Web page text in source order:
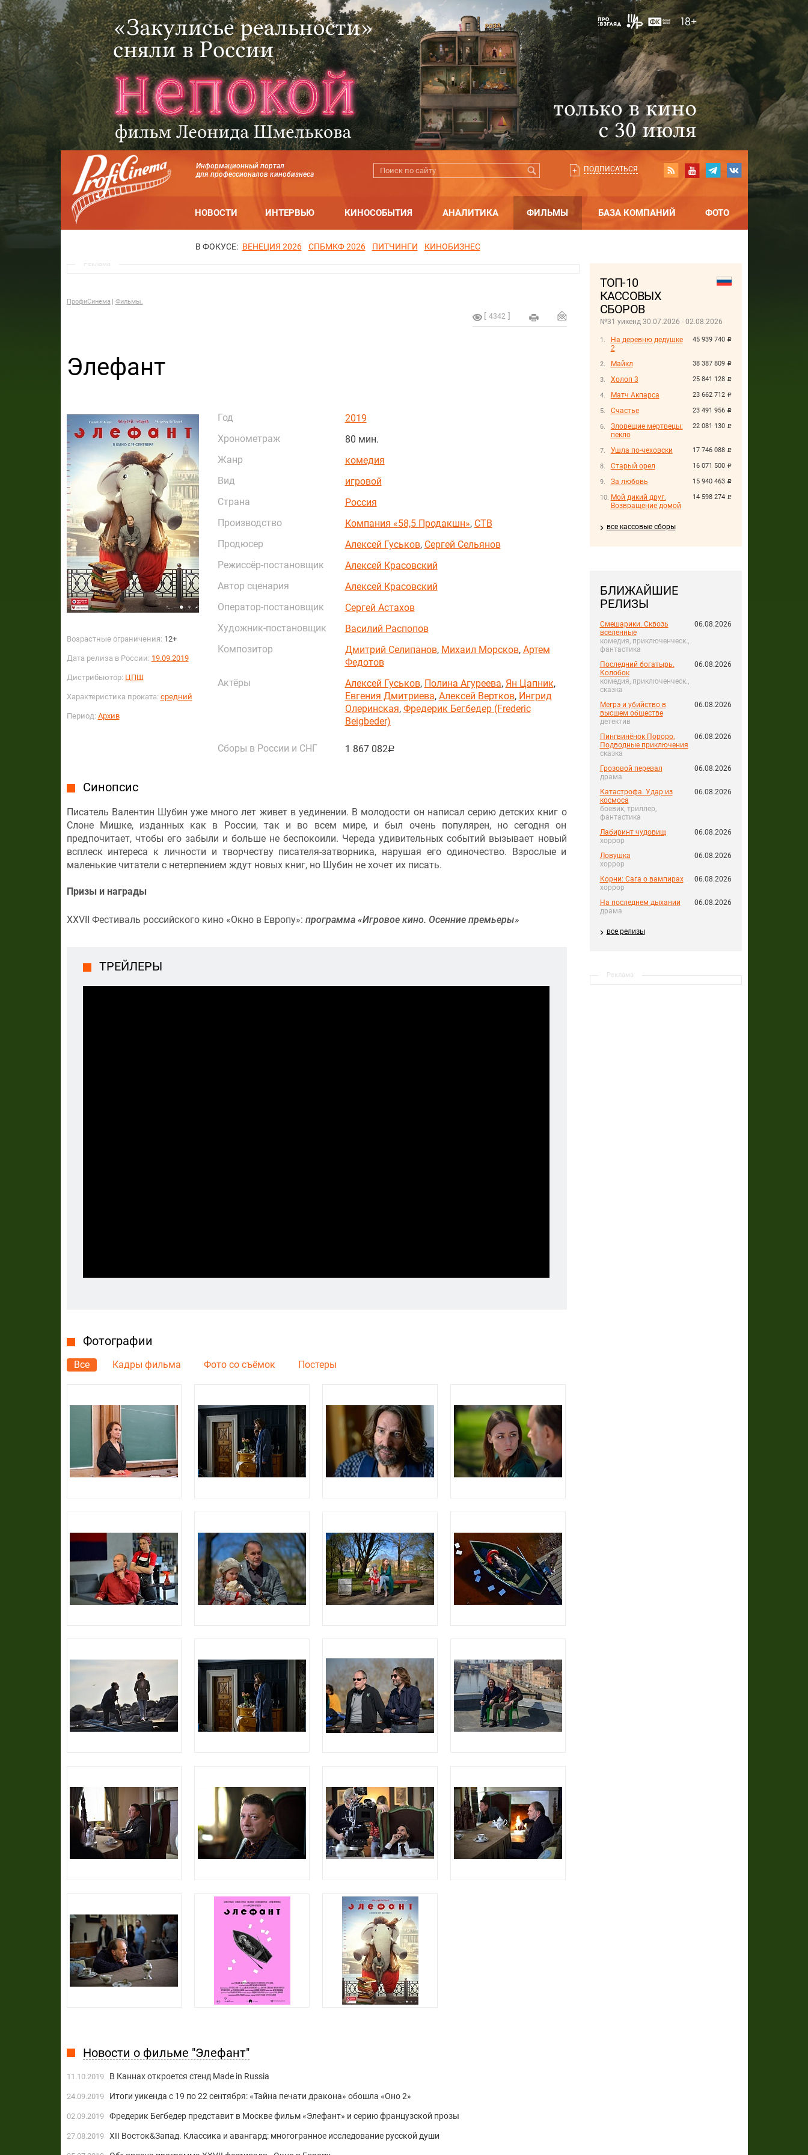
Информационный портал
для профессионалов кинобизнеса
ПОДПИСАТЬСЯ
НОВОСТИ ИНТЕРВЬЮ КИНОСОБЫТИЯ АНАЛИТИКА ФИЛЬМЫ БАЗА КОМПАНИЙ ФОТО
В ФОКУСЕ: ВЕНЕЦИЯ 2026 СПБМКФ 2026 ПИТЧИНГИ КИНОБИЗНЕС
ТОП-10
КАССОВЫХ
СБОРОВ
№31 уикенд 30.07.2026 - 02.08.2026
45 939 740 руб.
На деревню дедушке
2
38 387 809 руб.
Майкл
25 841 128 руб.
Холоп 3
23 662 712 руб.
Матч Акпарса
23 491 956 руб.
Счастье
22 081 130 руб.
Зловещие мертвецы:
пекло
17 746 088 руб.
Ушла по-чеховски
16 071 500 руб.
Старый орел
15 940 463 руб.
За любовь
14 598 274 руб.
Мой дикий друг.
Возвращение домой
все кассовые сборы
БЛИЖАЙШИЕ
РЕЛИЗЫ
Смешарики. Сквозь
вселенные
комедия, приключенческ.,
фантастика
06.08.2026
Последний богатырь.
Колобок
комедия, приключенческ.,
сказка
06.08.2026
Мегрэ и убийство в
высшем обществе
детектив
06.08.2026
Пингвинёнок Пороро.
Подводные приключения
сказка
06.08.2026
Грозовой перевал
драма
06.08.2026
Катастрофа. Удар из
космоса
боевик, триллер,
фантастика
06.08.2026
Лабиринт чудовищ
хоррор
06.08.2026
Ловушка
хоррор
06.08.2026
Корни: Сага о вампирах
хоррор
06.08.2026
На последнем дыхании
драма
06.08.2026
все релизы
Реклама
Реклама
ПрофиСинема Фильмы.
4342
Элефант
Возрастные ограничения: 12+
Дата релиза в России: 19.09.2019
Дистрибьютор: ЦПШ
Характеристика проката: средний
Период: Архив
Год
2019
Хронометраж
80 мин.
Жанр
комедия
Вид
игровой
Страна
Россия
Производство
Компания «58,5 Продакшн», СТВ
Продюсер
Алексей Гуськов, Сергей Сельянов
Режиссёр-постановщик
Алексей Красовский
Автор сценария
Алексей Красовский
Оператор-постановщик
Сергей Астахов
Художник-постановщик
Василий Распопов
Композитор
Дмитрий Селипанов, Михаил Морсков, Артем
Федотов
Актёры
Алексей Гуськов, Полина Агуреева, Ян Цапник,
Евгения Дмитриева, Алексей Вертков, Ингрид
Олеринская, Фредерик Бегбедер (Frederic
Beigbeder)
Сборы в России и СНГ 1 867 082руб.
Синопсис
Писатель Валентин Шубин уже много лет живет в уединении. В молодости он написал серию детских книг о
Слоне Мишке, изданных как в России, так и во всем мире, и был очень популярен, но сегодня он
предпочитает, чтобы его забыли и больше не беспокоили. Череда удивительных событий вызывает новый
всплеск интереса к личности и творчеству писателя-затворника, нарушая его одиночество. Взрослые и
маленькие читатели с нетерпением ждут новых книг, но Шубин не хочет их писать.
Призы и награды
XXVII Фестиваль российского кино «Окно в Европу»: программа «Игровое кино. Осенние премьеры»
ТРЕЙЛЕРЫ
Фотографии
Все Кадры фильма Фото со съёмок Постеры
Новости о фильме "Элефант"
11.10.2019 В Каннах откроется стенд Made in Russia
24.09.2019 Итоги уикенда с 19 по 22 сентября: «Тайна печати дракона» обошла «Оно 2»
02.09.2019 Фредерик Бегбедер представит в Москве фильм «Элефант» и серию французской прозы
27.08.2019 XII Восток&Запад. Классика и авангард: многогранное исследование русской души